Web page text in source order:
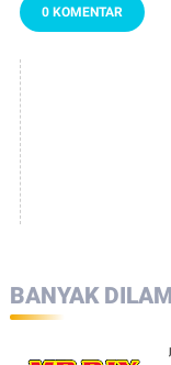
0 KOMENTAR
BANYAK